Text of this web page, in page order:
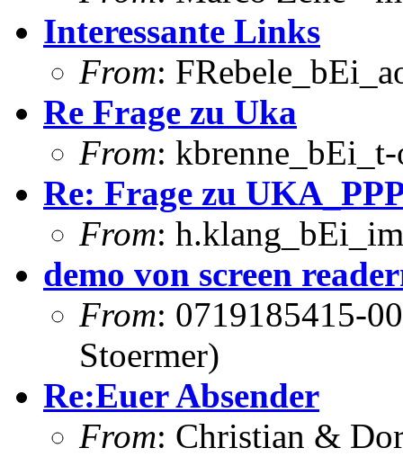
Interessante Links
From:
Re Frage zu Uka
From:
Re: Frage zu
From:
demo von screen
From: 0719185415-
Stoermer)
Re:Euer Absender
From: Christian &